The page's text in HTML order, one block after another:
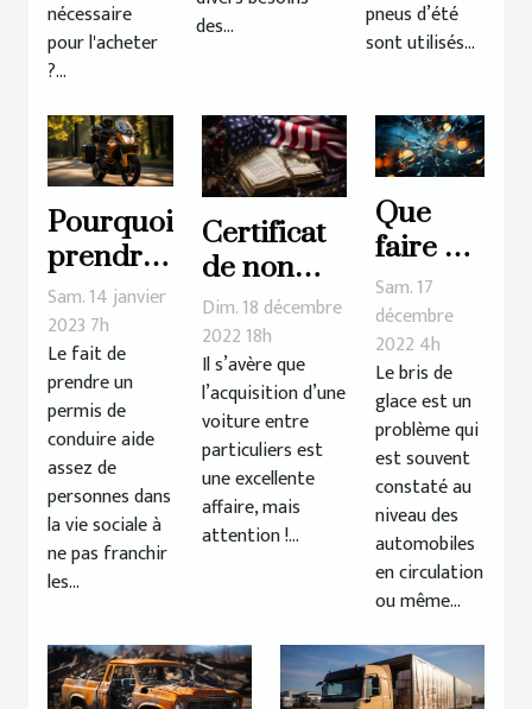
nécessaire
pour l'acheter
?...
des...
pneus d’été
sont utilisés...
Pourquoi
prendre
un
permis
moto ?
Sam. 14 janvier
2023 7h
Le fait de
prendre un
permis de
conduire aide
assez de
personnes dans
la vie sociale à
ne pas franchir
les...
Certificat
de non
gage : de
quoi s’agit-
il
réellement
?
Dim. 18 décembre
2022 18h
Il s’avère que
l’acquisition d’une
voiture entre
particuliers est
une excellente
affaire, mais
attention !...
Que
faire en
cas de
bris de
glace ?
Sam. 17
décembre
2022 4h
Le bris de
glace est un
problème qui
est souvent
constaté au
niveau des
automobiles
en circulation
ou même...